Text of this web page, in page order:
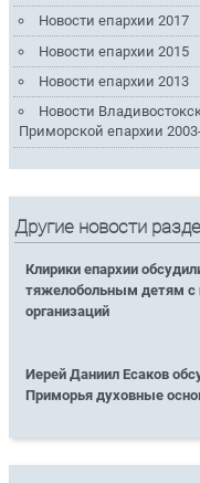
Новости епархии 2017
Новости епархии 2015
Новости епархии 2013
Новости
Приморской епархии
Другие новости
Клирики епархии
тяжелобольным детям с
организаций
Иерей Даниил Есаков
Приморья духовные